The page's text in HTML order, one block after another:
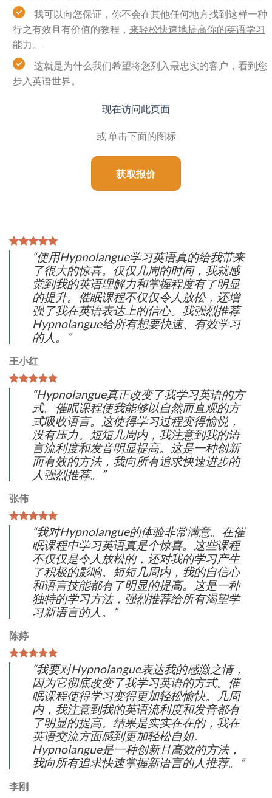
我可以向您保证，你不会在其他任何地方找到这样一种
行之有效且有价值的教程， 来轻松快速地提高你的英语学习
能力。
这就是为什么我们希望将您列入最忠实的客户，看到您
步入英语世界。​​​​​​​
现在访问此页面
或 单击下面的图标
获取报价
“使用Hypnolangue学习英语真的给我带来
了很大的惊喜。 仅仅几周的时间， 我就感
觉到我的英语理解力和掌握程度有了明显
的提升。 催眠课程不仅仅令人放松，还增
强了我在英语表达上的信心。 我强烈推荐
Hypnolangue给所有想要快速、 有效学习
的人。”
王小红
“Hypnolangue真正改变了我学习英语的方
式。 催眠课程使我能够以自然而直观的方
式吸收语言。 这使得学习过程变得愉悦，
没有压力。短短几周内， 我注意到我的语
言流利度和发音明显提高。 这是一种创新
而有效的方法，我向所有追求快速进步的
人强烈推荐。
”
张伟
“我对Hypnolangue的体验非常满意。 在催
眠课程中学习英语真是个惊喜。这些课程
不仅仅是令人放松的， 还对我的学习产生
了积极的影响。短短几周内， 我的自信心
和语言技能都有了明显的提高。 这是一种
独特的学习方法，强烈推荐给所有渴望学
习新语言的人。”
陈婷
“我要对Hypnolangue表达我的感激之情，
因为它彻底改变了我学习英语的方式。 催
眠课程使得学习变得更加轻松愉快。几周
内， 我注意到我的英语流利度和发音都有
了明显的提高。 结果是实实在在的，我在
英语交流方面感到更加轻松自如。
Hypnolangue是一种创新且高效的方法，
我向所有追求快速掌握新语言的人推荐。”
李刚